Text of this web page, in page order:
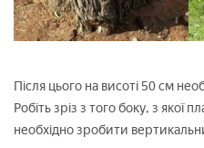
Після цього на висоті 50 см
Робіть зріз з того боку, з якої
необхідно зробити